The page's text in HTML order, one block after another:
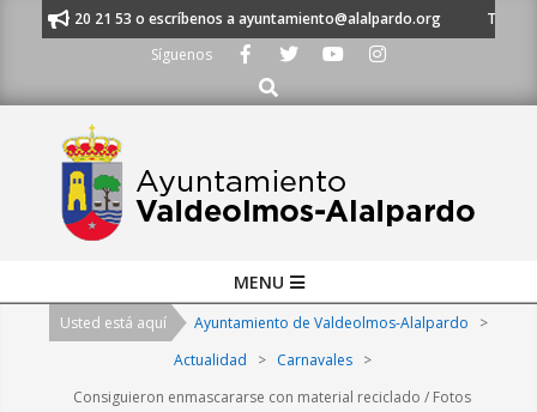
al 91 620 21 53 o escríbenos a ayuntamiento@alalpardo.org
TE
Síguenos
Buscar
Navigation
MENU
Usted está aquí Ayuntamiento de Valdeolmos-Alalpardo
>
Actualidad
> Carnavales
>
Consiguieron enmascararse con material reciclado / Fotos